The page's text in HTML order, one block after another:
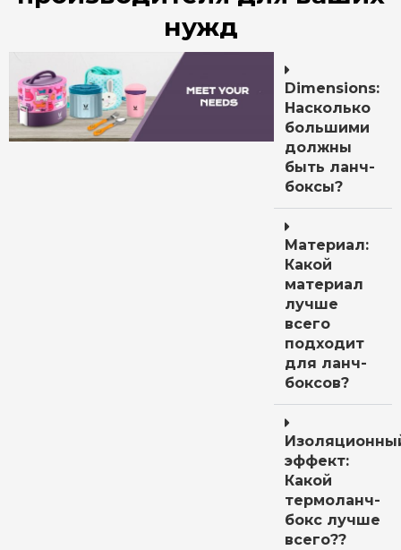
нужд
Dimensions:
Насколько
большими
должны
быть ланч-
боксы?
Материал:
Какой
материал
лучше
всего
подходит
для ланч-
боксов?
эффект:
Какой
термоланч-
бокс лучше
всего??